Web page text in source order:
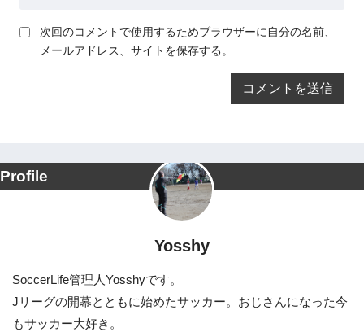
次回のコメントで使用するためブラウザーに自分の名前、
メールアドレス、サイトを保存する。
Profile
Yosshy
SoccerLife管理人Yosshyです。
Jリーグの開幕とともに始めたサッカー。おじさんになった今
もサッカー大好き。